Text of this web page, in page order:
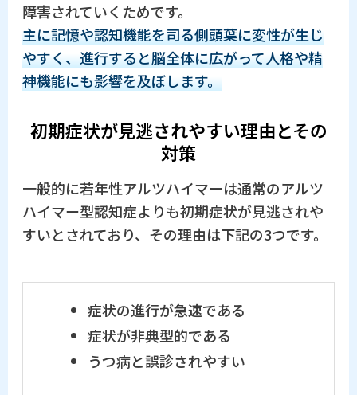
障害されていくためです。
主に記憶や認知機能を司る側頭葉に変性が生じ
やすく、進行すると脳全体に広がって人格や精
神機能にも影響を及ぼします。
初期症状が見逃されやすい理由とその
対策
一般的に若年性アルツハイマーは通常のアルツ
ハイマー型認知症よりも初期症状が見逃されや
すいとされており、その理由は下記の3つです。
症状の進行が急速である
症状が非典型的である
うつ病と誤診されやすい